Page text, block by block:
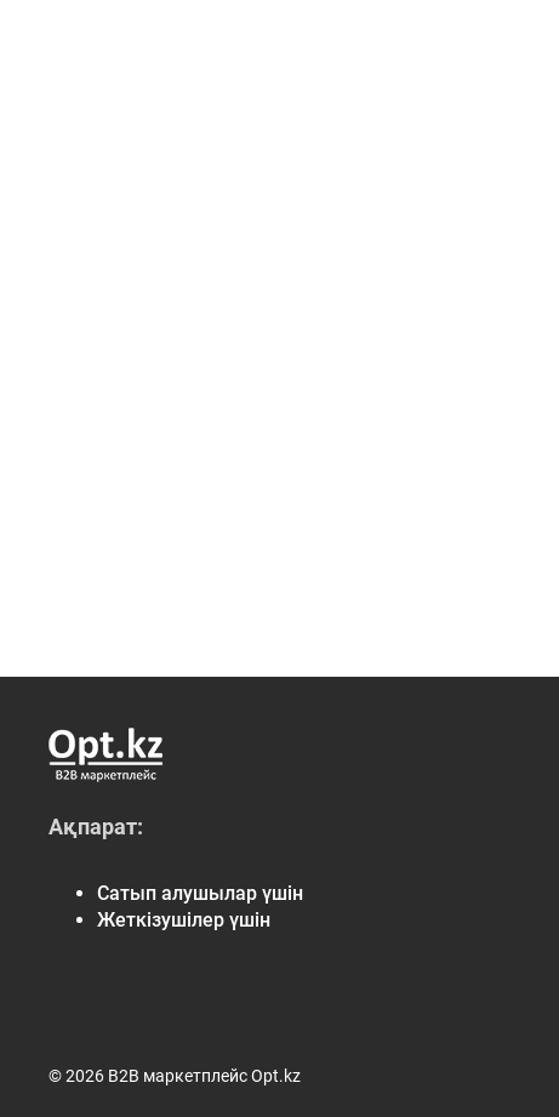
Ақпарат:
Сатып алушылар үшін
Жеткізушілер үшін
© 2026 B2B маркетплейс Opt.kz